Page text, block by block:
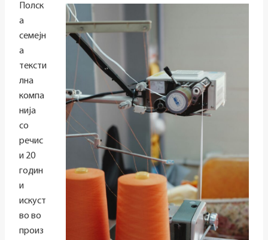
Полск
а
семејн
а
тексти
лна
компа
нија
со
речис
и 20
годин
и
искуст
во во
произ